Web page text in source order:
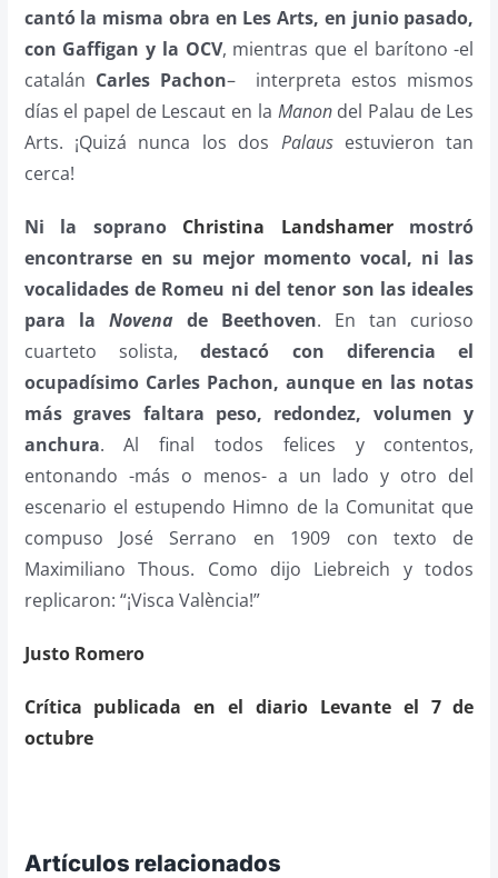
cantó la misma obra en Les Arts, en junio pasado,
con Gaffigan y la OCV, mientras que el barítono -el
catalán Carles Pachon– interpreta estos mismos
días el papel de Lescaut en la Manondel Palau de Les
Arts. ¡Quizá nunca los dos Palausestuvieron tan
cerca!
Ni la soprano Christina Landshamermostró
encontrarse en su mejor momento vocal, ni las
vocalidades de Romeu ni del tenor son las ideales
para la Novenade Beethoven. En tan curioso
cuarteto solista,destacó con diferencia el
ocupadísimo Carles Pachon, aunque en las notas
más graves faltara peso, redondez, volumen y
anchura. Al final todos felices y contentos,
entonando -más o menos- a un lado y otro del
escenario el estupendo Himno de la Comunitat que
compuso José Serrano en 1909 con texto de
Maximiliano Thous. Como dijo Liebreich y todos
replicaron: “¡Visca València!”
Justo Romero
Crítica publicada en el diario Levante el 7 de
octubre
Artículos relacionados